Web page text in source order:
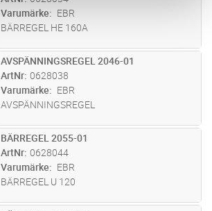
Varumärke
EBR
BÄRREGEL HE 160A
ST Lägg i kundvagn
AVSPÄNNINGSREGEL 2046-01
ArtNr 0628038
Varumärke
EBR
AVSPÄNNINGSREGEL
ST Lägg i kundvagn
BÄRREGEL 2055-01
ArtNr 0628044
Varumärke
EBR
BÄRREGEL U 120